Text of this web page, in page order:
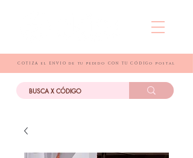
COTIZA el ENVIO de tu pedido CON TU CÓDIGo postal